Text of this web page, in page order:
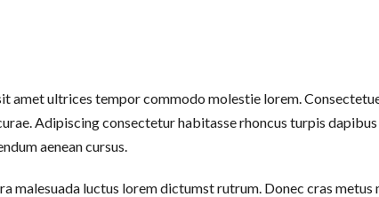
amet ultrices tempor commodo molestie lorem.
Adipiscing consectetur habitasse rhoncus turpis
aenean cursus.
malesuada luctus lorem dictumst rutrum. Donec cras